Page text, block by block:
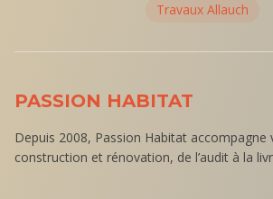
Travaux Allauch
PASSION HABITAT
Depuis 2008, Passion Habitat accompagne
construction et rénovation, de l’audit à la